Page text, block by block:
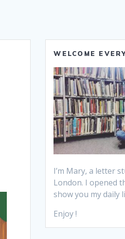
WELCOME
I’m Mary, a letter
London. I opened
show you my daily
Enjoy !